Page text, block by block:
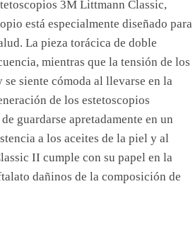
3M Littmann Classic,
está especialmente diseñado para
La pieza torácica de doble
mientras que la tensión de los
siente cómoda al llevarse en la
de los estetoscopios
guardarse apretadamente en un
a los aceites de la piel y al
II cumple con su papel en la
dañinos de la composición de